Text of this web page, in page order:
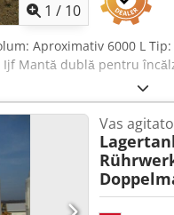
1 / 10
Aproximativ 6000 L
Ijf Mantă dublă pentru
Vas